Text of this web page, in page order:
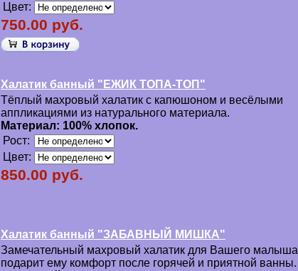
Цвет:
750.00 руб.
Халатик банный "ЕЖИК ТОПА-ТОП"
Тёплый махровый халатик с капюшоном и весёлыми
аппликациями из натурального материала.
Материал: 100% хлопок.
Рост:
Цвет:
850.00 руб.
Халатик банный "ЗАБАВНЫЙ МИШКА"
Замечательный махровый халатик для Вашего малыша
подарит ему комфорт после горячей и приятной ванны.